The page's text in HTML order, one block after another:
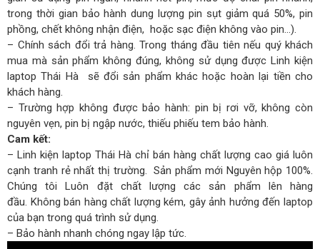
trong thời gian bảo hành dung lượng pin sụt giảm quá 50%, pin
phồng, chết không nhận điện, hoặc sạc điện không vào pin…).
– Chính sách đổi trả hàng. Trong tháng đầu tiên nếu quý khách
mua mà sản phẩm không đúng, không sử dụng được Linh kiện
laptop Thái Hà sẽ đổi sản phẩm khác hoặc hoàn lại tiền cho
khách hàng.
– Trường hợp không được bảo hành: pin bị rơi vỡ, không còn
nguyên vẹn, pin bị ngập nước, thiếu phiếu tem bảo hành.
Cam kết:
– Linh kiện laptop Thái Hà chỉ bán hàng chất lượng cao giá luôn
cạnh tranh rẻ nhất thị trường. Sản phẩm mới Nguyên hộp 100%.
Chúng tôi Luôn đặt chất lượng các sản phẩm lên hàng
đầu. Không bán hàng chất lượng kém, gây ảnh hưởng đến laptop
của bạn trong quá trình sử dụng.
– Bảo hành nhanh chóng ngay lập tức.